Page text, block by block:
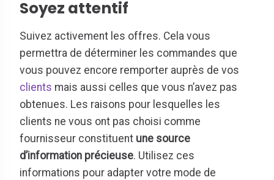
Soyez attentif
Suivez activement les offres. Cela vous
permettra de déterminer les commandes que
vous pouvez encore remporter auprès de vos
clients mais aussi celles que vous n’avez pas
obtenues. Les raisons pour lesquelles les
clients ne vous ont pas choisi comme
fournisseur constituent une source
d’information précieuse. Utilisez ces
informations pour adapter votre mode de